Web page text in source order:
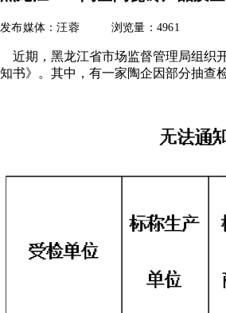
发布媒体：汪蓉 浏览量：4961
近期，黑龙江省市场监督管理局组织
知书》。其中，有一家陶企因部分抽查